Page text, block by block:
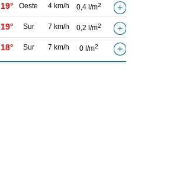
19° Oeste 4 km/h 0,4 l/m2
19° Sur 7 km/h 0,2 l/m2
18° Sur 7 km/h 0 l/m2